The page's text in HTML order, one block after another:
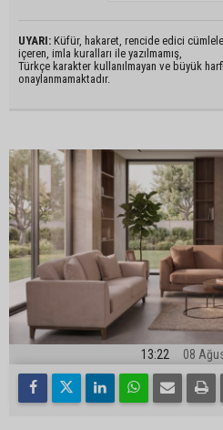
UYARI: Küfür, hakaret, rencide edici
içeren, imla kuralları ile yazılmamış,
Türkçe karakter kullanılmayan ve büyük
onaylanmamaktadır.
13:22 08